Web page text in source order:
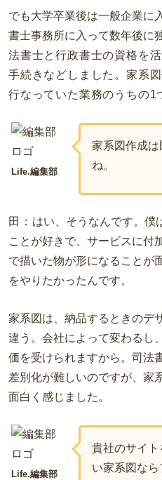
でも大学卒業後は一般企業に
書士事務所に入って数年後に
法書士と行政書士の資格を
手続きなどしました。家系
行なっていた業務のうちの1
Life.編集部
家系図作成
ね。
田： はい、そうなんです。僕
ことが好きで、サービスに付
で描いた物が形になることが
をやりたかったんです。
家系図は、納品するときのデ
違う。会社によって変わるし
価を受けられますから。司法
差別化が難しいのですが、家
面白く感じました。
Life.編集部
貴社のサイ
い家系図な